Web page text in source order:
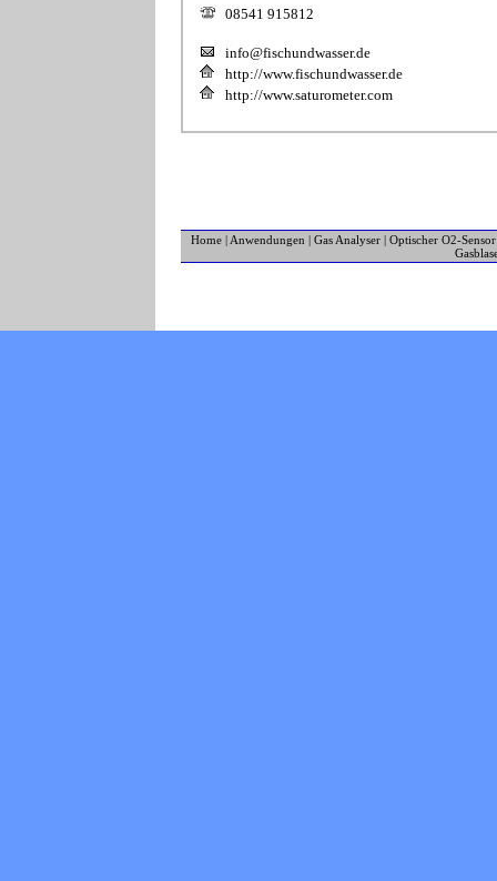
08541 915812
info@fischundwasser.de
http://www.fischundwasser.de
http://www.saturometer.com
Home | Anwendungen | Gas Analyser | Optischer O2-Sensor